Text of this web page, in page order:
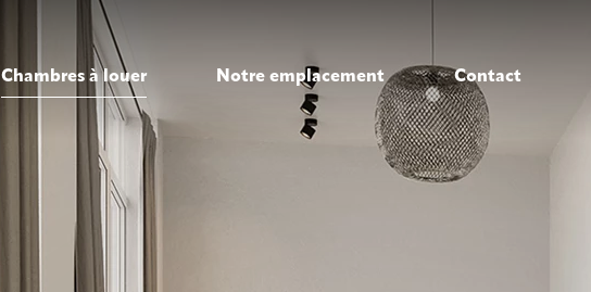
Chambres à louer Notre emplacement Contact